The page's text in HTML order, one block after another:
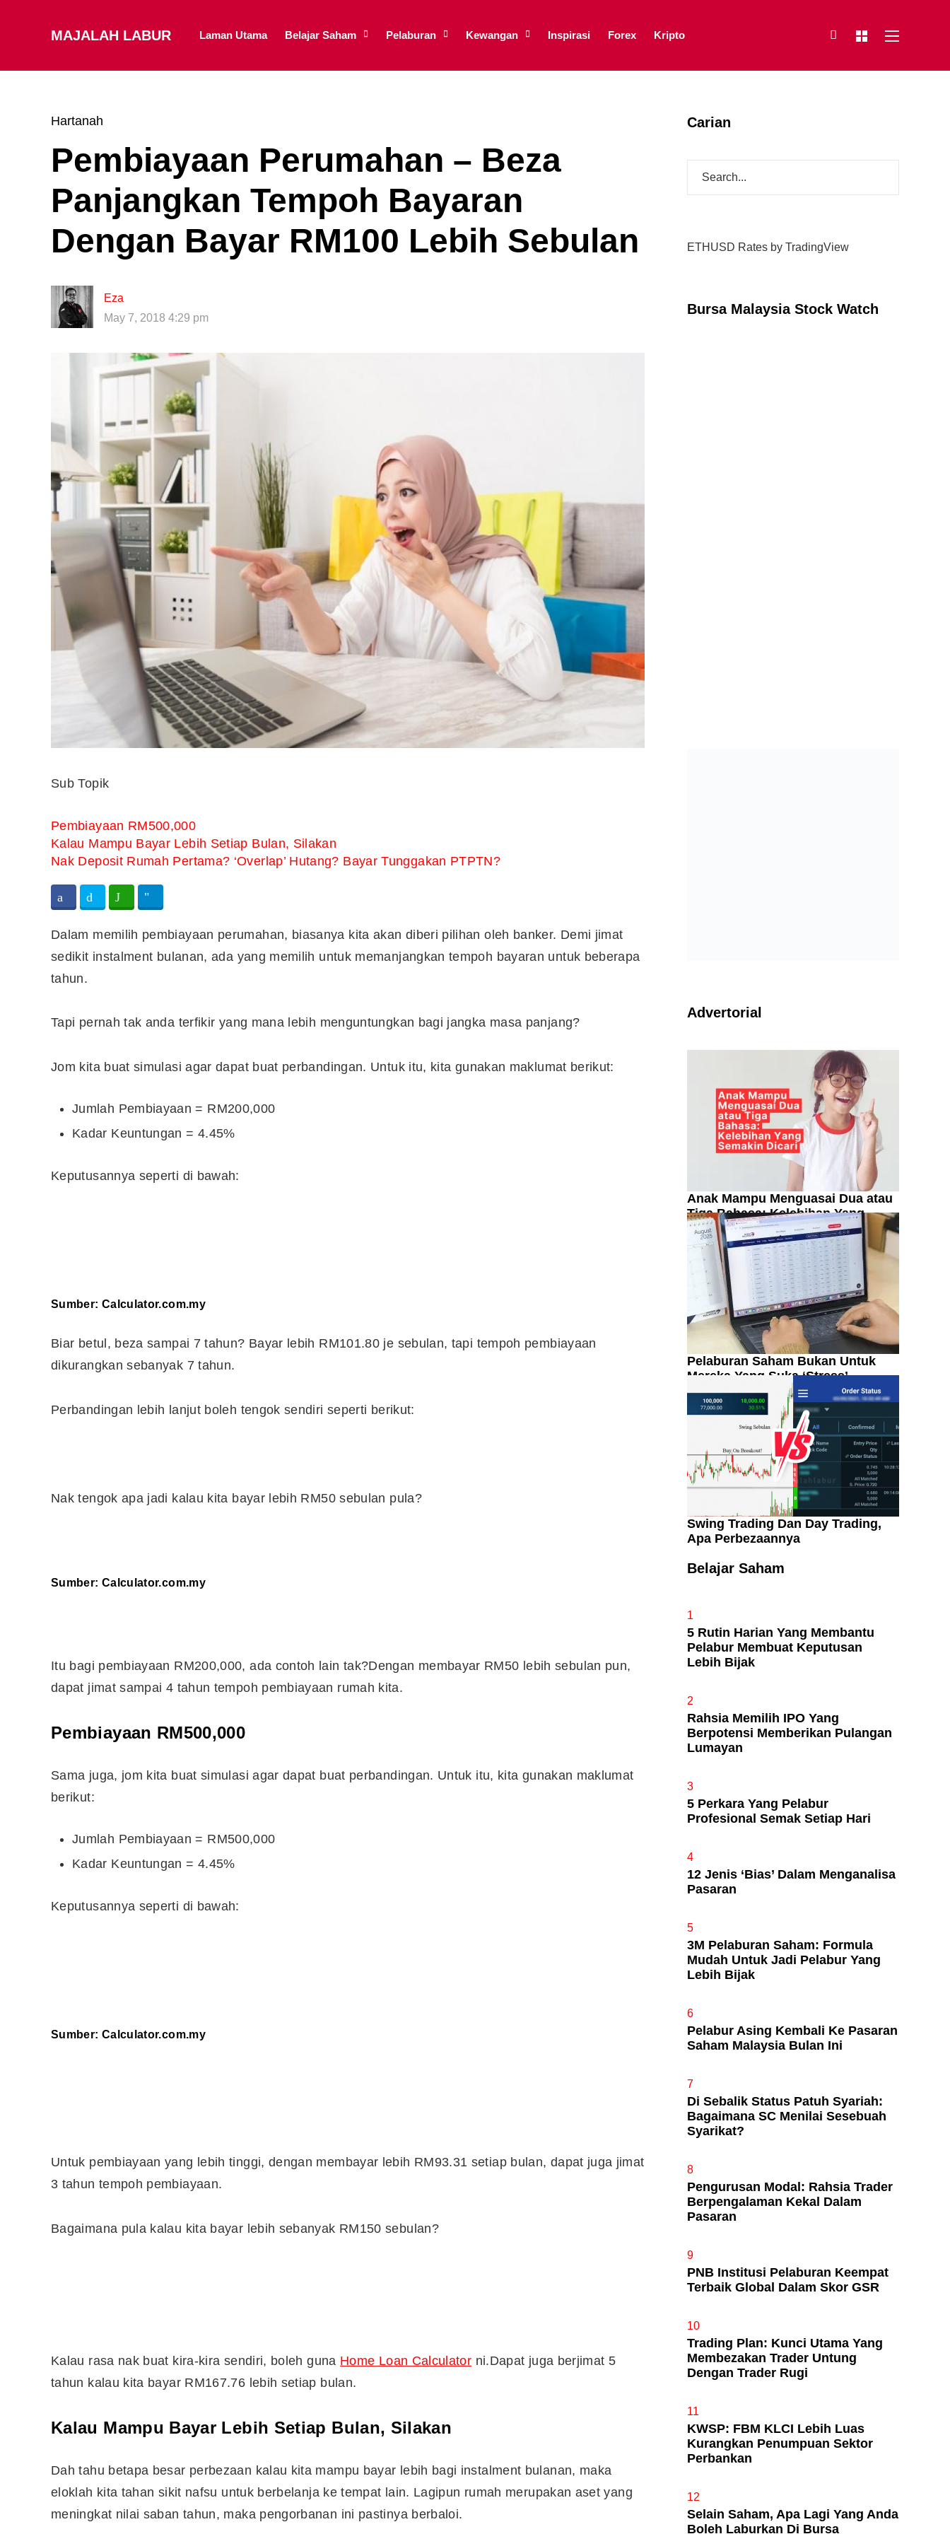
MAJALAH LABUR Laman Utama Belajar Saham Pelaburan Kewangan Inspirasi Forex Kripto
Hartanah
Pembiayaan Perumahan – Beza
Panjangkan Tempoh Bayaran
Dengan Bayar RM100 Lebih Sebulan
Eza
May 7, 2018 4:29 pm
Sub Topik
Pembiayaan RM500,000
Kalau Mampu Bayar Lebih Setiap Bulan, Silakan
Nak Deposit Rumah Pertama? ‘Overlap’ Hutang? Bayar Tunggakan PTPTN?
Dalam memilih pembiayaan perumahan, biasanya kita akan diberi pilihan oleh banker. Demi jimat
sedikit instalment bulanan, ada yang memilih untuk memanjangkan tempoh bayaran untuk beberapa
tahun.
Tapi pernah tak anda terfikir yang mana lebih menguntungkan bagi jangka masa panjang?
Jom kita buat simulasi agar dapat buat perbandingan. Untuk itu, kita gunakan maklumat berikut:
Jumlah Pembiayaan = RM200,000
Kadar Keuntungan = 4.45%
Keputusannya seperti di bawah:
Sumber: Calculator.com.my
Biar betul, beza sampai 7 tahun? Bayar lebih RM101.80 je sebulan, tapi tempoh pembiayaan
dikurangkan sebanyak 7 tahun.
Perbandingan lebih lanjut boleh tengok sendiri seperti berikut:
Nak tengok apa jadi kalau kita bayar lebih RM50 sebulan pula?
Sumber: Calculator.com.my
Itu bagi pembiayaan RM200,000, ada contoh lain tak?Dengan membayar RM50 lebih sebulan pun,
dapat jimat sampai 4 tahun tempoh pembiayaan rumah kita.
Pembiayaan RM500,000
Sama juga, jom kita buat simulasi agar dapat buat perbandingan. Untuk itu, kita gunakan maklumat
berikut:
Jumlah Pembiayaan = RM500,000
Kadar Keuntungan = 4.45%
Keputusannya seperti di bawah:
Sumber: Calculator.com.my
Untuk pembiayaan yang lebih tinggi, dengan membayar lebih RM93.31 setiap bulan, dapat juga jimat
3 tahun tempoh pembiayaan.
Bagaimana pula kalau kita bayar lebih sebanyak RM150 sebulan?
Kalau rasa nak buat kira-kira sendiri, boleh guna Home Loan Calculator ni.Dapat juga berjimat 5
tahun kalau kita bayar RM167.76 lebih setiap bulan.
Kalau Mampu Bayar Lebih Setiap Bulan, Silakan
Dah tahu betapa besar perbezaan kalau kita mampu bayar lebih bagi instalment bulanan, maka
eloklah kita tahan sikit nafsu untuk berbelanja ke tempat lain. Lagipun rumah merupakan aset yang
meningkat nilai saban tahun, maka pengorbanan ini pastinya berbaloi.
Carian
ETHUSD Rates by TradingView
Bursa Malaysia Stock Watch
Advertorial
Anak Mampu Menguasai Dua atau
Tiga Bahasa: Kelebihan Yang
Semakin Dicari
Pelaburan Saham Bukan Untuk
Mereka Yang Suka ‘Stress’
Swing Trading Dan Day Trading,
Apa Perbezaannya
Belajar Saham
1
5 Rutin Harian Yang Membantu
Pelabur Membuat Keputusan
Lebih Bijak
2
Rahsia Memilih IPO Yang
Berpotensi Memberikan Pulangan
Lumayan
3
5 Perkara Yang Pelabur
Profesional Semak Setiap Hari
4
12 Jenis ‘Bias’ Dalam Menganalisa
Pasaran
5
3M Pelaburan Saham: Formula
Mudah Untuk Jadi Pelabur Yang
Lebih Bijak
6
Pelabur Asing Kembali Ke Pasaran
Saham Malaysia Bulan Ini
7
Di Sebalik Status Patuh Syariah:
Bagaimana SC Menilai Sesebuah
Syarikat?
8
Pengurusan Modal: Rahsia Trader
Berpengalaman Kekal Dalam
Pasaran
9
PNB Institusi Pelaburan Keempat
Terbaik Global Dalam Skor GSR
10
Trading Plan: Kunci Utama Yang
Membezakan Trader Untung
Dengan Trader Rugi
11
KWSP: FBM KLCI Lebih Luas
Kurangkan Penumpuan Sektor
Perbankan
12
Selain Saham, Apa Lagi Yang Anda
Boleh Laburkan Di Bursa
Editor Picks
Kenali Franchisee Disebalik
Saham
(2018)
Apa Itu Fundamental Analysis
Yang Selalu Sifu Saham Sebut
Tu?